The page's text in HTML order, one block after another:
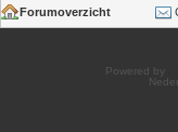
Forumoverzicht
Powered by